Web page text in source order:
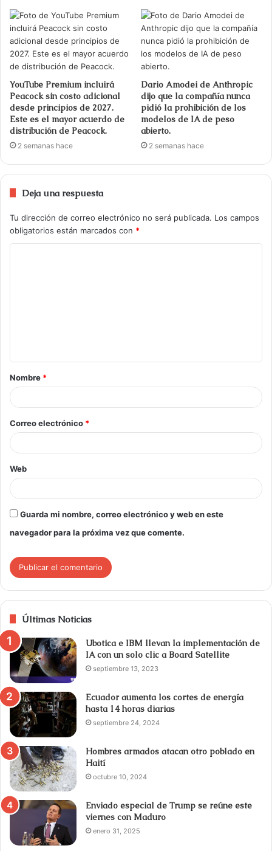
YouTube Premium incluirá
Peacock sin costo adicional
desde principios de 2027.
Este es el mayor acuerdo de
distribución de Peacock.
2 semanas hace
Dario Amodei de Anthropic
dijo que la compañía nunca
pidió la prohibición de los
modelos de IA de peso
abierto.
2 semanas hace
Deja una respuesta
Tu dirección de correo electrónico no será publicada. Los campos
obligatorios están marcados con *
Nombre *
Correo electrónico *
Web
Guarda mi nombre, correo electrónico y web en este
navegador para la próxima vez que comente.
Últimas Noticias
Ubotica e IBM llevan la implementación de
IA con un solo clic a Board Satellite
septiembre 13, 2023
Ecuador aumenta los cortes de energía
hasta 14 horas diarias
septiembre 24, 2024
Hombres armados atacan otro poblado en
Haití
octubre 10, 2024
Enviado especial de Trump se reúne este
viernes con Maduro
enero 31, 2025